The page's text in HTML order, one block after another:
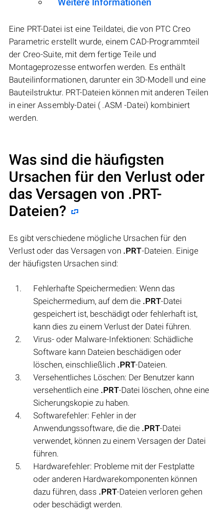
Eine PRT-Datei ist eine Teildatei, die von PTC Creo
Parametric erstellt wurde, einem CAD-Programmteil
der Creo-Suite, mit dem fertige Teile und
Montageprozesse entworfen werden. Es enthält
Bauteilinformationen, darunter ein 3D-Modell und eine
Bauteilstruktur. PRT-Dateien können mit anderen Teilen
in einer Assembly-Datei ( .ASM -Datei) kombiniert
werden.
Was sind die häufigsten
Ursachen für den Verlust oder
das Versagen von .PRT-
Dateien?
Es gibt verschiedene mögliche Ursachen für den
Verlust oder das Versagen von .PRT-Dateien. Einige
der häufigsten Ursachen sind:
Fehlerhafte Speichermedien: Wenn das
Speichermedium, auf dem die .PRT-Datei
gespeichert ist, beschädigt oder fehlerhaft ist,
kann dies zu einem Verlust der Datei führen.
Virus- oder Malware-Infektionen: Schädliche
Software kann Dateien beschädigen oder
löschen, einschließlich .PRT-Dateien.
Versehentliches Löschen: Der Benutzer kann
versehentlich eine .PRT-Datei löschen, ohne eine
Sicherungskopie zu haben.
Softwarefehler: Fehler in der
Anwendungssoftware, die die .PRT-Datei
verwendet, können zu einem Versagen der Datei
führen.
Hardwarefehler: Probleme mit der Festplatte
oder anderen Hardwarekomponenten können
dazu führen, dass .PRT-Dateien verloren gehen
oder beschädigt werden.